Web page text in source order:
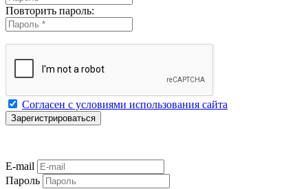
Повторить пароль:
Согласен с условиями использования сайта
E-mail
Пароль